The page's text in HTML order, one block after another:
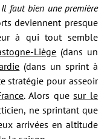
faut bien une première
deviennent presque
à qui tout semble
Liège (dans un
(dans un sprint à
stratégie pour asseoir
. Alors que sur le
ne sprintant que
arrivées en altitude